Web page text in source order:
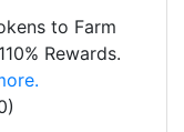
to Farm
Rewards.